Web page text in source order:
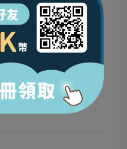
版後也常主動翻出套書聽音
麼簡單的讀本有什麼魅力
的回答是：「雖然每篇都
，但故事內容卻連大孩子